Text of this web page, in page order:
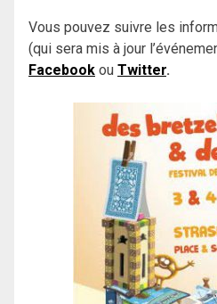
Vous pouvez suivre les
(qui sera mis à jour
Facebook ou Twitter.